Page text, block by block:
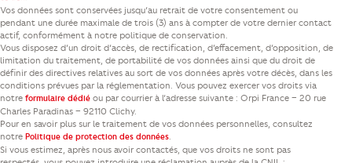
Vos données sont conservées jusqu’au retrait de votre consentement ou
pendant une durée maximale de trois (3) ans à compter de votre dernier contact
actif, conformément à notre politique de conservation.
Vous disposez d’un droit d’accès, de rectification, d’effacement, d’opposition, de
limitation du traitement, de portabilité de vos données ainsi que du droit de
définir des directives relatives au sort de vos données après votre décès, dans les
conditions prévues par la réglementation. Vous pouvez exercer vos droits via
notre formulaire dédié ou par courrier à l’adresse suivante : Orpi France – 20 rue
Charles Paradinas – 92110 Clichy.
Pour en savoir plus sur le traitement de vos données personnelles, consultez
notre Politique de protection des données.
Si vous estimez, après nous avoir contactés, que vos droits ne sont pas